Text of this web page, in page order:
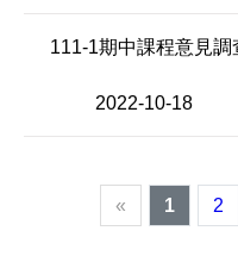
111-1期中課程意見
2022-10-18
« 1 2